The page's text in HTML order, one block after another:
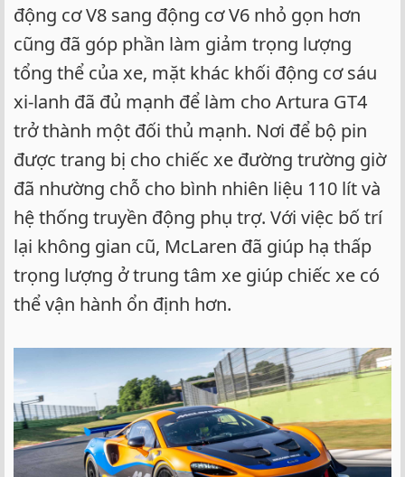
động cơ V8 sang động cơ V6 nhỏ gọn hơn
cũng đã góp phần làm giảm trọng lượng
tổng thể của xe, mặt khác khối động cơ sáu
xi-lanh đã đủ mạnh để làm cho Artura GT4
trở thành một đối thủ mạnh. Nơi để bộ pin
được trang bị cho chiếc xe đường trường giờ
đã nhường chỗ cho bình nhiên liệu 110 lít và
hệ thống truyền động phụ trợ. Với việc bố trí
lại không gian cũ, McLaren đã giúp hạ thấp
trọng lượng ở trung tâm xe giúp chiếc xe có
thể vận hành ổn định hơn.